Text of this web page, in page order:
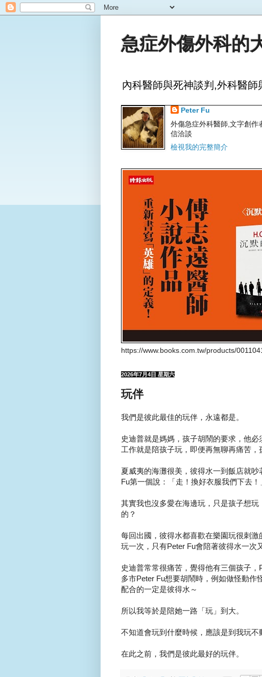
急症外傷外科的
內科醫師與死神談判,外科醫
Peter Fu
外傷急症外科醫師,文字創
信洽談
檢視我的完整簡介
https://www.books.com.tw/products/
2026年7月4日 星期六
玩伴
我們是彼此最佳的玩伴，永遠都是。
史迪普就是媽媽，孩子胡鬧的要求，他
工作就是陪孩子玩，即便再無聊再痛苦，
夏威夷的海灘很美，彼得水一到飯店就
Fu第一個說：「走！換好衣服我們下去！
其實我也沒多愛在海邊玩，只是孩子想
的？
每回出國，彼得水都喜歡在樂園玩很刺
玩一次，只有Peter Fu會陪著彼得水一次
史迪普常常很痛苦，覺得他有三個孩子
多市Peter Fu想要胡鬧時，例如做怪動
配合的一定是彼得水～
所以我等於是陪她一路「玩」到大。
不知道會玩到什麼時候，應該是到我玩不
在此之前，我們是彼此最好的玩伴。